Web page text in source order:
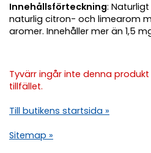
Innehållsförteckning:
naturlig citron- och limearom
aromer. Innehåller mer än 1,5
Tyvärr ingår inte denna
tillfället.
Till butikens startsida »
Sitemap »